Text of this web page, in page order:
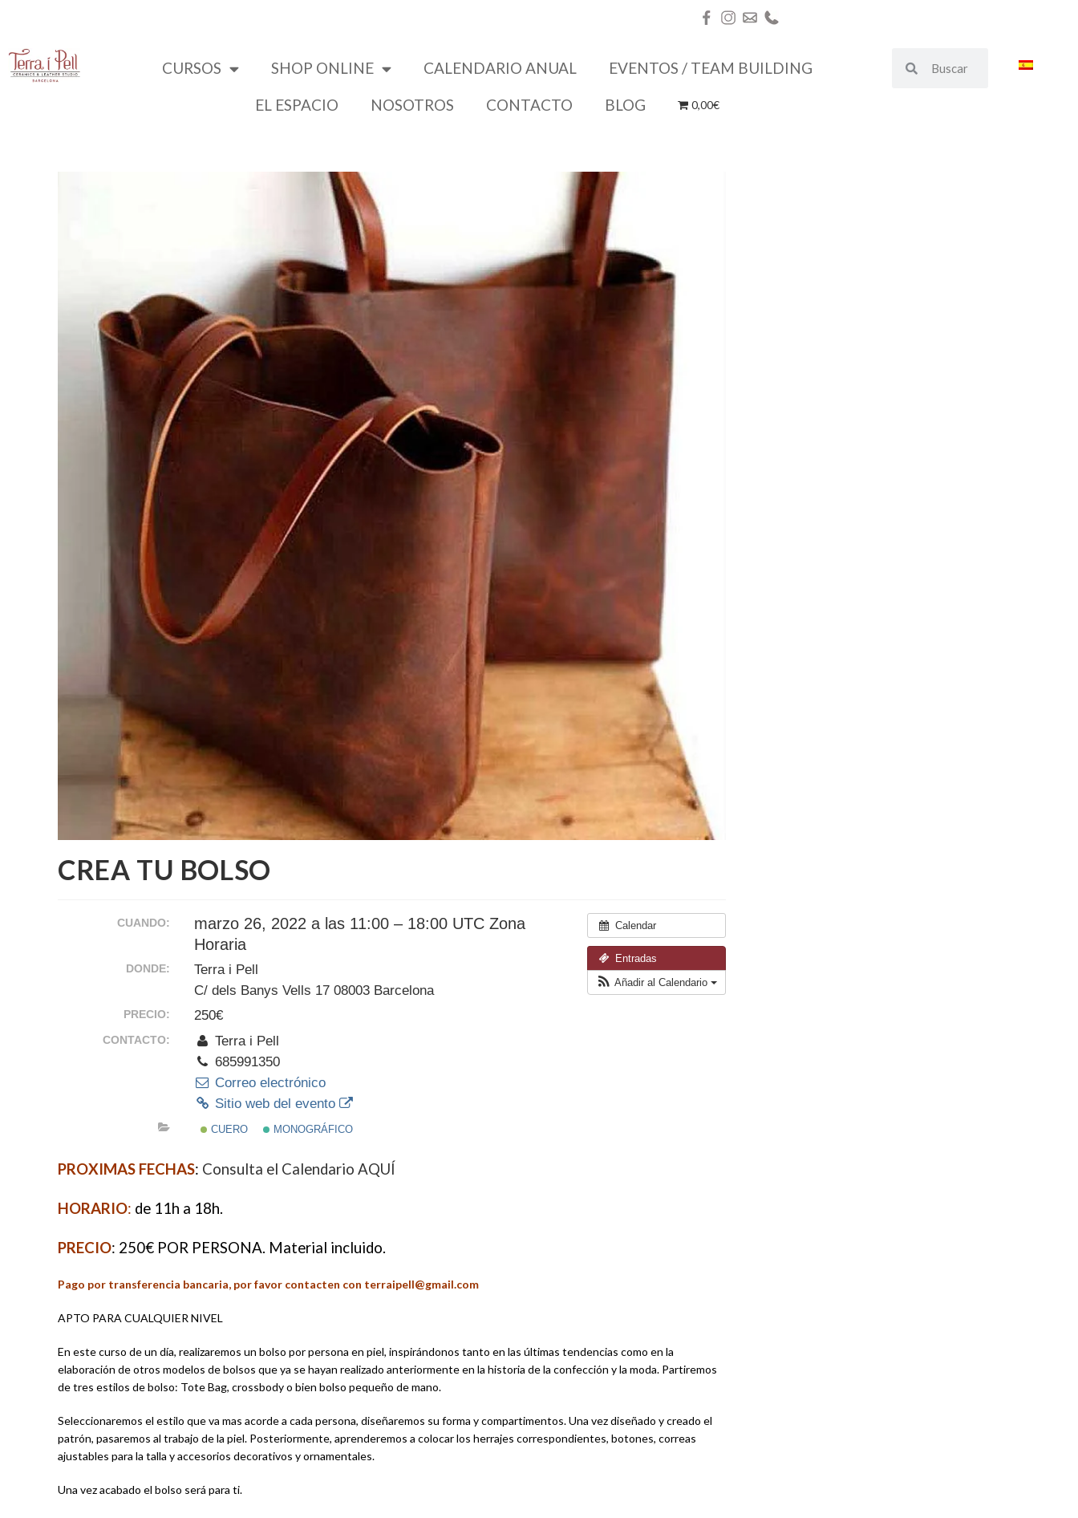
CURSOS SHOP ONLINE CALENDARIO ANUAL
EVENTOS / TEAM BUILDING
EL ESPACIO
NOSOTROS CONTACTO BLOG 0,00€
CREA TU BOLSO
Calendar
Entradas
Añadir al Calendario
CUANDO: marzo 26, 2022 a las 11:00 – 18:00 UTC Zona
Horaria
DONDE:
Terra i Pell
C/ dels Banys Vells 17 08003 Barcelona
PRECIO: 250€
CONTACTO:
Terra i Pell
685991350
Correo electrónico
Sitio web del evento
CUERO MONOGRÁFICO
PROXIMAS FECHAS: Consulta el Calendario AQUÍ
HORARIO: de 11h a 18h.
PRECIO: 250€ POR PERSONA. Material incluido.
Pago por transferencia bancaria, por favor contacten con terraipell@gmail.com
APTO PARA CUALQUIER NIVEL
En este curso de un día, realizaremos un bolso por persona en piel, inspirándonos tanto en las últimas tendencias como en la
elaboración de otros modelos de bolsos que ya se hayan realizado anteriormente en la historia de la confección y la moda. Partiremos
de tres estilos de bolso: Tote Bag, crossbody o bien bolso pequeño de mano.
Seleccionaremos el estilo que va mas acorde a cada persona, diseñaremos su forma y compartimentos. Una vez diseñado y creado el
patrón, pasaremos al trabajo de la piel. Posteriormente, aprenderemos a colocar los herrajes correspondientes, botones, correas
ajustables para la talla y accesorios decorativos y ornamentales.
Una vez acabado el bolso será para ti.